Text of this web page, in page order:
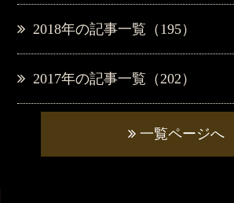
2018年の記事一覧（195）
2017年の記事一覧（202）
一覧ページへ